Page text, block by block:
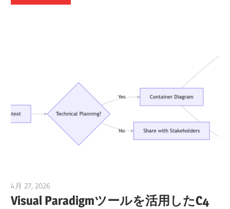
4月 27, 2026
Visual Paradigmツールを活用したC4